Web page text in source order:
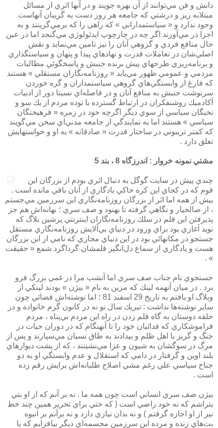
دانش و فن مي‌توانند از آن بهره جويند و در آنها اثري از مسائل
مبتلابه ريز و درشتي كه جامعه هر روز دست به گريبان آنهاست
وجود ندارد و « سياستمداراني » كه راهي را كه برمي‌گزينند و به
اجرا در مي‌آورند اگر چه در چارچوپ ايدئولوژي مي‌گنجد اما در عين
حال منافع فردي و گروهي آنان را نيز تامين مي‌نمايد و نقش
اصلي‌شان در تعاملات قدرت و نهادهاي پيدا و پنهان و سياستگذاري
و برنامه‌ريزي طرحهاي پيش برنده جنبش و پاسخگوئي مطالبات
مردمي و عمومي ظهور مي‌يابد « روزنامه‌نگاران مستقلي » هستند
كه فارغ از وابستگي‌هاي گروهي سياستمداران و گره خوردن
سرنوشت جنبش به منافع آنان و در فاصله‌اي نسبتا دور از ادبيات
آكادميك روشنفكران در ارتباط گسترده با توده مردم از يك سو و
نخبگان سياسي از سوي ديگر اگرچه خود در زمره « فرهيختگان
سياسي » هستند اما به نمايندگي از جامعه مدني‌اي سخن مي‌گويند
كه كمتر تريبوني در ساختار قدرت « صادقانه » به او و خواستهايش
تعلق دارد .
مشتي نمونه خروار : اندرزگاه 8 ، بند 5
چندي پيش در سايت گوگل به دنبال اثري بودم از بزرگان اين
قوم كه در كجاي اين كره خاكي يادگاري از آنان باقي مانده است .
بيش از همه اما اثر از بزرگان روزنامه‌نگاري اين سرزمين مي‌جستم
، از صالحيار و نگاهي گرفته تا بهنود و صف سري ؛ بهانه‌اش هم جز
پذيرفتن اين قلم در سلك روزنامه‌نگاران اينترنتي پرشين بلاگ كه
نويد آغازي بود براي ورود در دنياي بي‌آلايش روزنامه‌نگاري مستقل
جستجو در مكانهائي بود در اين دنياي مجازي كه نامي از اين بزرگان
هست و يادگاري از سماع دل‌انگيز قلمشان گرداگرد شمع « حقيقت
» .
جستجوي نام جناب صف سري اما آنشب مرا در غمي بزرگ فرو
برد . در ميان آنهمه لينك كه مزين به نام « بيژن » بودند لينكي از
وبلاگ او يافتم به تاريخ 29 اسفند 81 ؛ اما نوشته‌اش فضائي چون
ساير نوشته‌ها نداشت : تبريك سال نو نه در كانون گرم خانواده و در
حلقه دوستان به گاه قلم زدن در راه اين مردم بي‌پناه ، مردم
فراموشكاري كه فدائيان خود را تا آنهنگام كه در دوران حيات در
جنگ و گريز با اهل ظلم و بيدادند به طاق نسيان مي‌سپارند و پس از
مرگ در سوگشان به شيون و عزا مي‌نشينند ، كه از پشت ديوارهاي
بلند اوين و گرفتار در دامي كه استقلال و عدم وابستگي او به دو
جناح سياسي علي رغم مشي‌ اصلاح طلبانه‌اش برايش رقم زده
است .
بيژن صف سري انساني است چون همه ما . نه بر آنم كه از او بتي
بتراشم كه نه خود راضي است ( كه حتي براي تحرير همين چند خط
نيز از او اجازه گرفتم ) و نه بدان نيازي دارد و نه برآنم بر انبوه
بت‌هاي زنده و مرده اين سرزمين مجسمه‌‌اي ديگر بيافزايم كه يا